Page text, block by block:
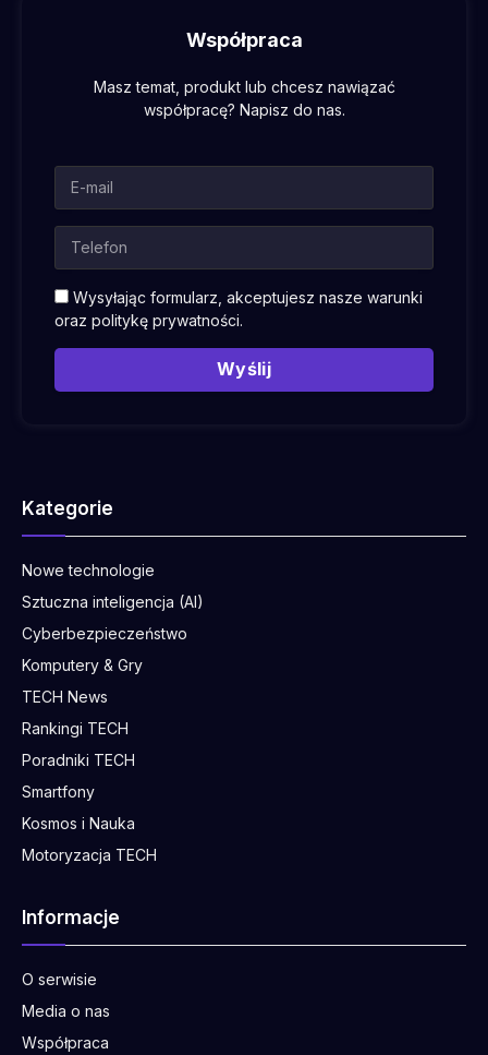
Współpraca
Masz temat, produkt lub chcesz nawiązać
współpracę? Napisz do nas.
Wysyłając formularz, akceptujesz nasze warunki
oraz politykę prywatności.
Wyślij
Kategorie
Nowe technologie
Sztuczna inteligencja (AI)
Cyberbezpieczeństwo
Komputery & Gry
TECH News
Rankingi TECH
Poradniki TECH
Smartfony
Kosmos i Nauka
Motoryzacja TECH
Informacje
O serwisie
Media o nas
Współpraca